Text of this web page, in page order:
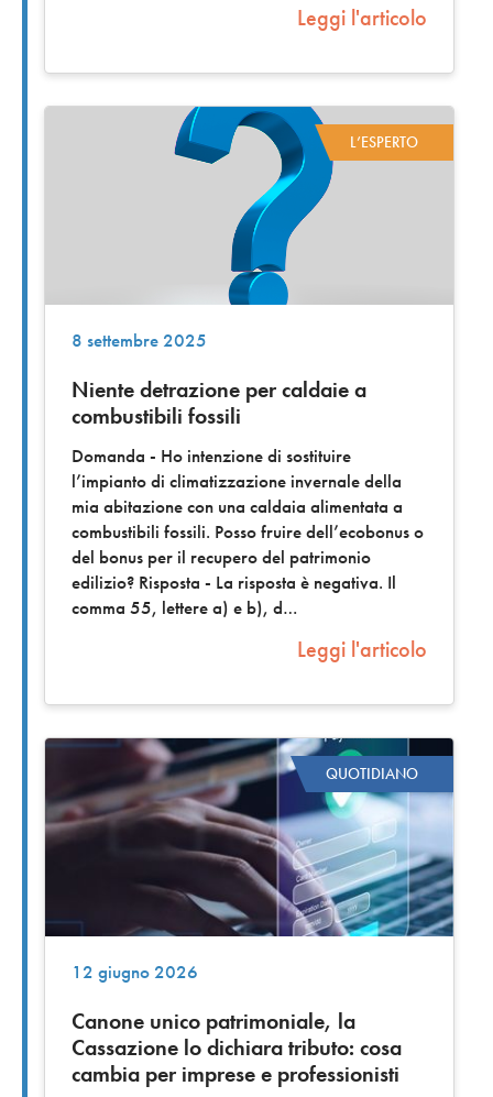
Leggi l'articolo
L’ESPERTO
8 settembre 2025
Niente detrazione per caldaie a
combustibili fossili
Domanda - Ho intenzione di sostituire
l’impianto di climatizzazione invernale della
mia abitazione con una caldaia alimentata a
combustibili fossili. Posso fruire dell’ecobonus o
del bonus per il recupero del patrimonio
edilizio? Risposta - La risposta è negativa. Il
comma 55, lettere a) e b), d
Leggi l'articolo
QUOTIDIANO
12 giugno 2026
Canone unico patrimoniale, la
Cassazione lo dichiara tributo: cosa
cambia per imprese e professionisti